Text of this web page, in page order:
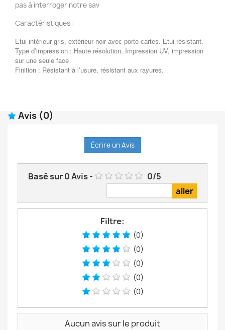
pas à interroger notre sav
Caractéristiques :
Etui intérieur gris, extérieur noir avec porte-cartes. Etui résistant.
Type d’impression : Haute résolution, Impression UV, impression
sur une seule face
Finition : Résistant à l’usure, résistant aux rayures.
Avis (0)
Écrire un Avis
Basé sur0Avis- 0/5
Filtre:
(0)
(0)
(0)
(0)
(0)
Aucun avis sur le produit